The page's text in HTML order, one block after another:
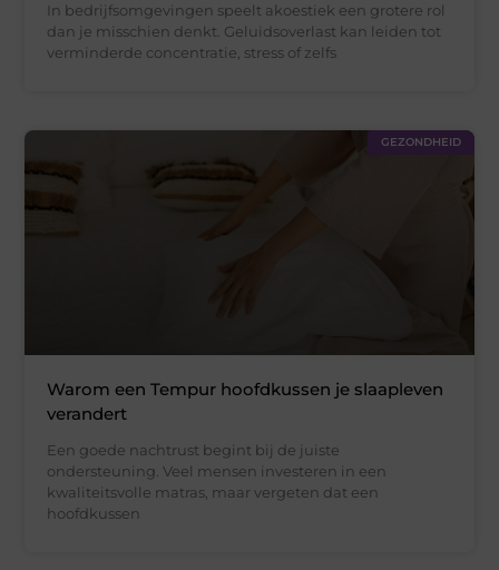
In bedrijfsomgevingen speelt akoestiek een grotere rol
dan je misschien denkt. Geluidsoverlast kan leiden tot
verminderde concentratie, stress of zelfs
GEZONDHEID
Warom een Tempur hoofdkussen je slaapleven
verandert
Een goede nachtrust begint bij de juiste
ondersteuning. Veel mensen investeren in een
kwaliteitsvolle matras, maar vergeten dat een
hoofdkussen